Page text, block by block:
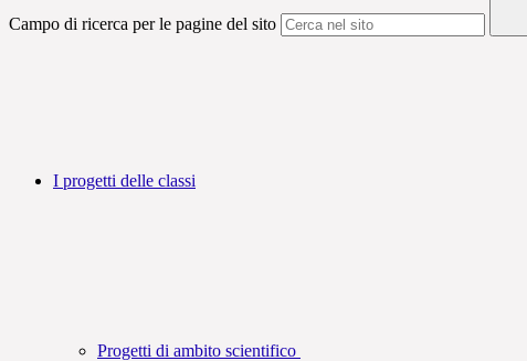
Campo di ricerca per le pagine del sito
I progetti delle classi
Progetti di ambito scientifico